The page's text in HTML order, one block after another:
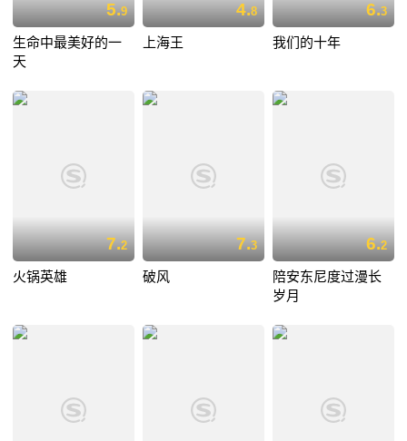
5.9
生命中最美好的一
天
4.8
上海王
6.3
我们的十年
7.2
火锅英雄
7.3
破风
6.2
陪安东尼度过漫长
岁月